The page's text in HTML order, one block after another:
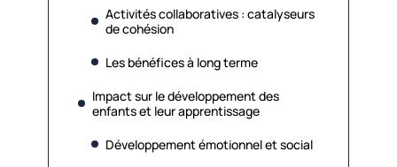
Activités collaboratives : catalyseurs
de cohésion
Les bénéfices à long terme
Impact sur le développement des
enfants et leur apprentissage
Développement émotionnel et social